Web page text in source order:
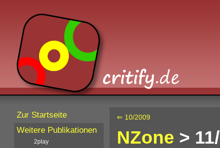
⇐ 10/2009
NZone >
Zur Startseite
Weitere Publikationen
2play